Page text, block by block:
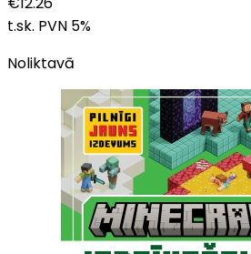
t.sk. PVN 5%
Noliktavā